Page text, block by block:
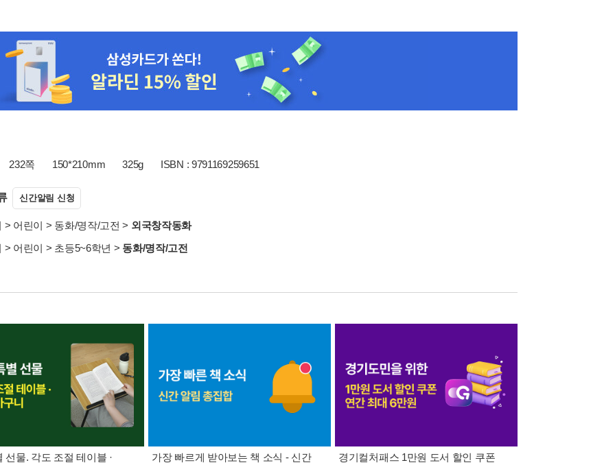
232쪽 150*210mm 325g ISBN : 9791169259651
신간알림 신청
> 어린이 > 동화/명작/고전 > 외국창작동화
> 어린이 > 초등5~6학년 > 동화/명작/고전
선물. 각도 조절 테이블 ·
가장 빠르게 받아보는 책 소식 - 신간
경기컬처패스 1만원 도서 할인 쿠폰